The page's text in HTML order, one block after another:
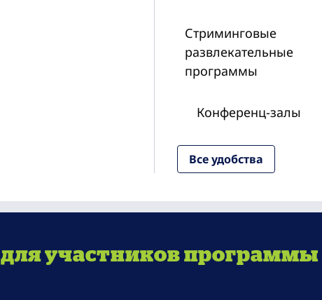
Стриминговые
развлекательные
программы
Конференц-залы
Все удобства
участников программы